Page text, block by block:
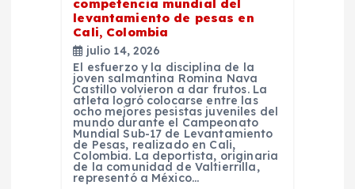
competencia mundial del
levantamiento de pesas en
Cali, Colombia
julio 14, 2026
El esfuerzo y la disciplina de la
joven salmantina Romina Nava
Castillo volvieron a dar frutos. La
atleta logró colocarse entre las
ocho mejores pesistas juveniles del
mundo durante el Campeonato
Mundial Sub-17 de Levantamiento
de Pesas, realizado en Cali,
Colombia. La deportista, originaria
de la comunidad de Valtierrilla,
representó a México…